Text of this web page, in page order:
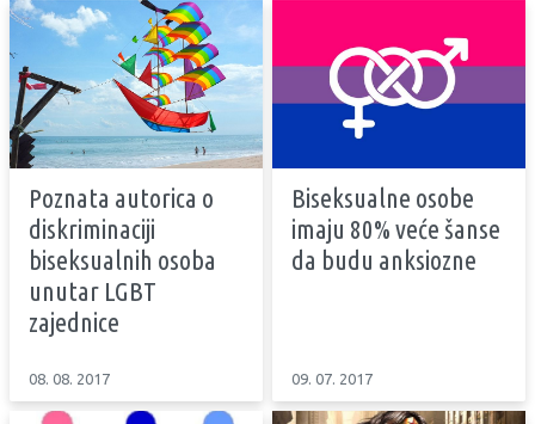
Poznata autorica o
diskriminaciji
biseksualnih osoba
unutar LGBT
zajednice
08. 08. 2017
Biseksualne osobe
imaju 80% veće šanse
da budu anksiozne
09. 07. 2017